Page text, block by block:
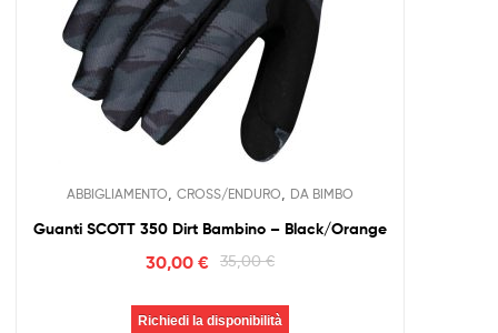
ABBIGLIAMENTO CROSS/ENDURO DA BIMBO
Guanti SCOTT 350 Dirt Bambino – Black/Orange
35,00€
30,00€
Richiedi la disponibilità